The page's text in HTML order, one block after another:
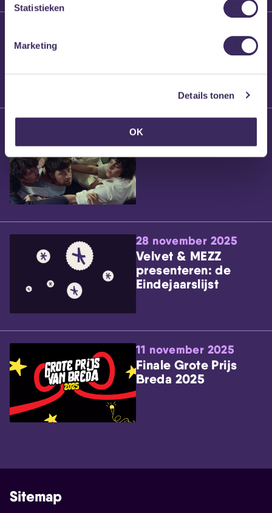
Statistieken
Marketing
Details tonen
OK
Brennt Vanneste
24 maart 2026
Willem’s Blog: Ão
28 november 2025
Velvet & MEZZ
presenteren: de
Eindejaarslijst
11 november 2025
Finale Grote Prijs
Breda 2025
Sitemap